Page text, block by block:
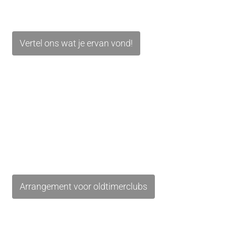
Vertel ons wat je ervan vond!
Arrangement voor oldtimerclubs